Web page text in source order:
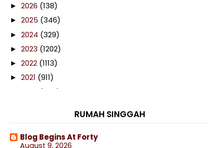
► 2026 (138)
► 2025 (346)
► 2024 (329)
► 2023 (1202)
► 2022 (1113)
► 2021 (911)
(460)
►2017 (359)
RUMAH SINGGAH
Blog Begins At Forty
August 9, 2026